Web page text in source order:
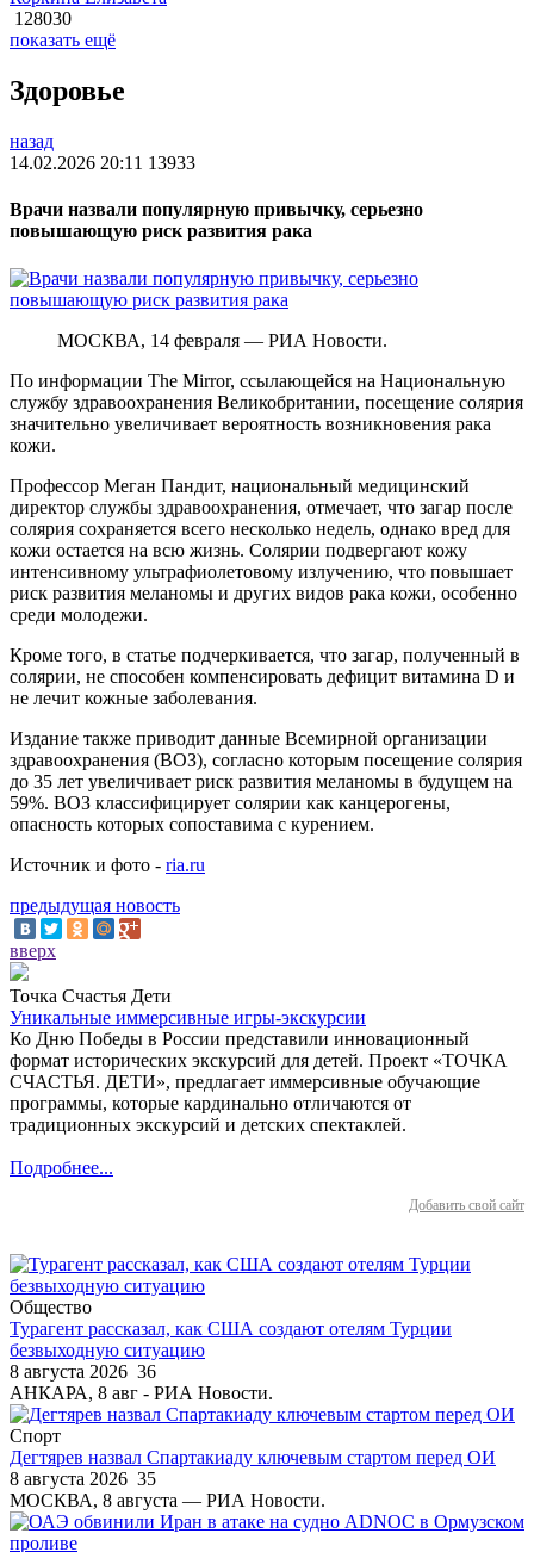
128030
показать ещё
Здоровье
назад
14.02.2026 20:11 13933
Врачи назвали популярную привычку, серьезно
повышающую риск развития рака
МОСКВА, 14 февраля — РИА Новости.
По информации The Mirror, ссылающейся на Национальную
службу здравоохранения Великобритании, посещение солярия
значительно увеличивает вероятность возникновения рака
кожи.
Профессор Меган Пандит, национальный медицинский
директор службы здравоохранения, отмечает, что загар после
солярия сохраняется всего несколько недель, однако вред для
кожи остается на всю жизнь. Солярии подвергают кожу
интенсивному ультрафиолетовому излучению, что повышает
риск развития меланомы и других видов рака кожи, особенно
среди молодежи.
Кроме того, в статье подчеркивается, что загар, полученный в
солярии, не способен компенсировать дефицит витамина D и
не лечит кожные заболевания.
Издание также приводит данные Всемирной организации
здравоохранения (ВОЗ), согласно которым посещение солярия
до 35 лет увеличивает риск развития меланомы в будущем на
59%. ВОЗ классифицирует солярии как канцерогены,
опасность которых сопоставима с курением.
Источник и фото - ria.ru
предыдущая новость
вверх
Точка Счастья Дети
Уникальные иммерсивные игры-экскурсии
Ко Дню Победы в России представили инновационный
формат исторических экскурсий для детей. Проект «ТОЧКА
СЧАСТЬЯ. ДЕТИ», предлагает иммерсивные обучающие
программы, которые кардинально отличаются от
традиционных экскурсий и детских спектаклей.
Подробнее...
Добавить свой сайт
Общество
Турагент рассказал, как США создают отелям Турции
безвыходную ситуацию
8 августа 2026 36
АНКАРА, 8 авг - РИА Новости.
Спорт
Дегтярев назвал Спартакиаду ключевым стартом перед ОИ
8 августа 2026 35
МОСКВА, 8 августа — РИА Новости.